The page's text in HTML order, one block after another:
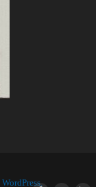
WordPress.